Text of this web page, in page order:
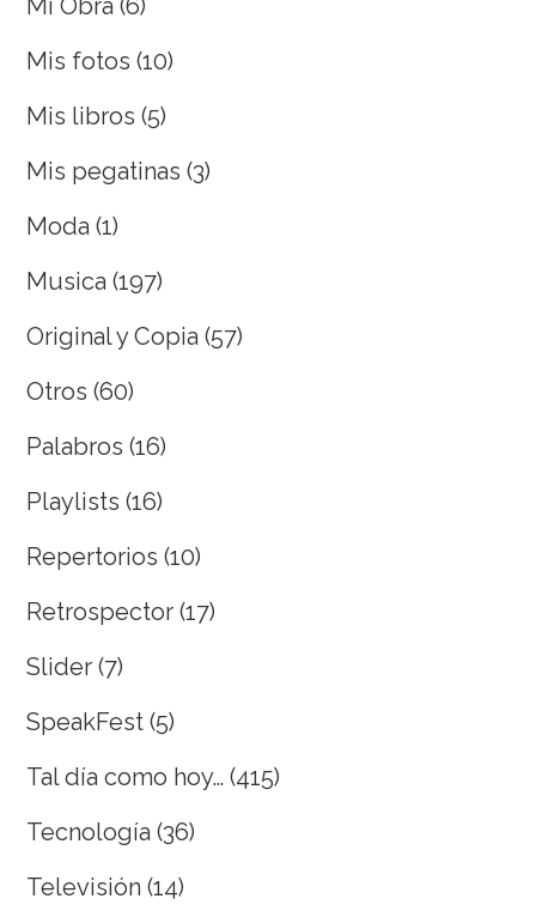
Mi Obra (6)
Mis fotos (10)
Mis libros (5)
Mis pegatinas (3)
Moda (1)
Musica (197)
Original y Copia (57)
Otros (60)
Palabros (16)
Playlists (16)
Repertorios (10)
Retrospector (17)
Slider (7)
SpeakFest (5)
Tal día como hoy… (415)
Tecnología (36)
Televisión (14)